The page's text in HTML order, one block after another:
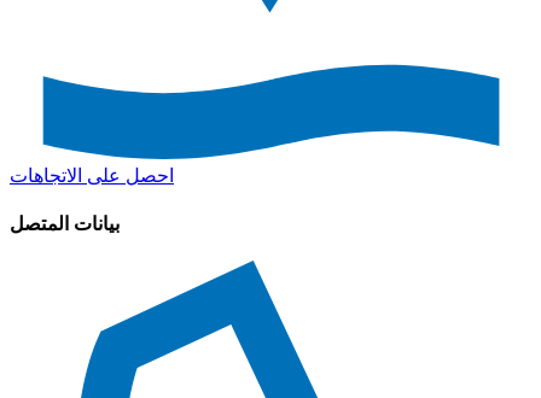
احصل على الاتجاهات
بيانات المتصل